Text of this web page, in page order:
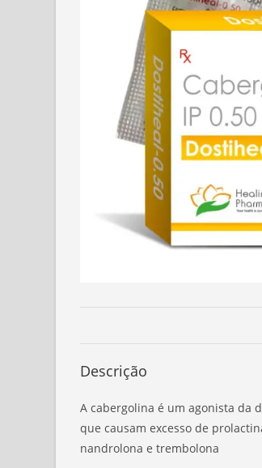
Descrição
A cabergolina é um agonista da
que causam excesso de
nandrolona e trembolona